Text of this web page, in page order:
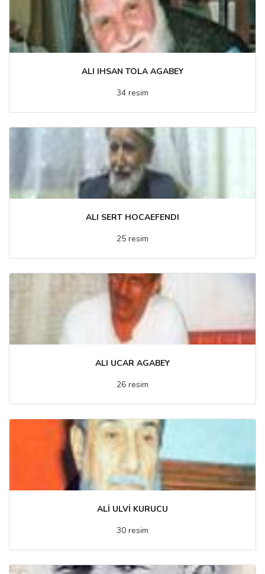
ALI IHSAN TOLA AGABEY
34 resim
ALI SERT HOCAEFENDI
25 resim
ALI UCAR AGABEY
26 resim
ALİ ULVİ KURUCU
30 resim